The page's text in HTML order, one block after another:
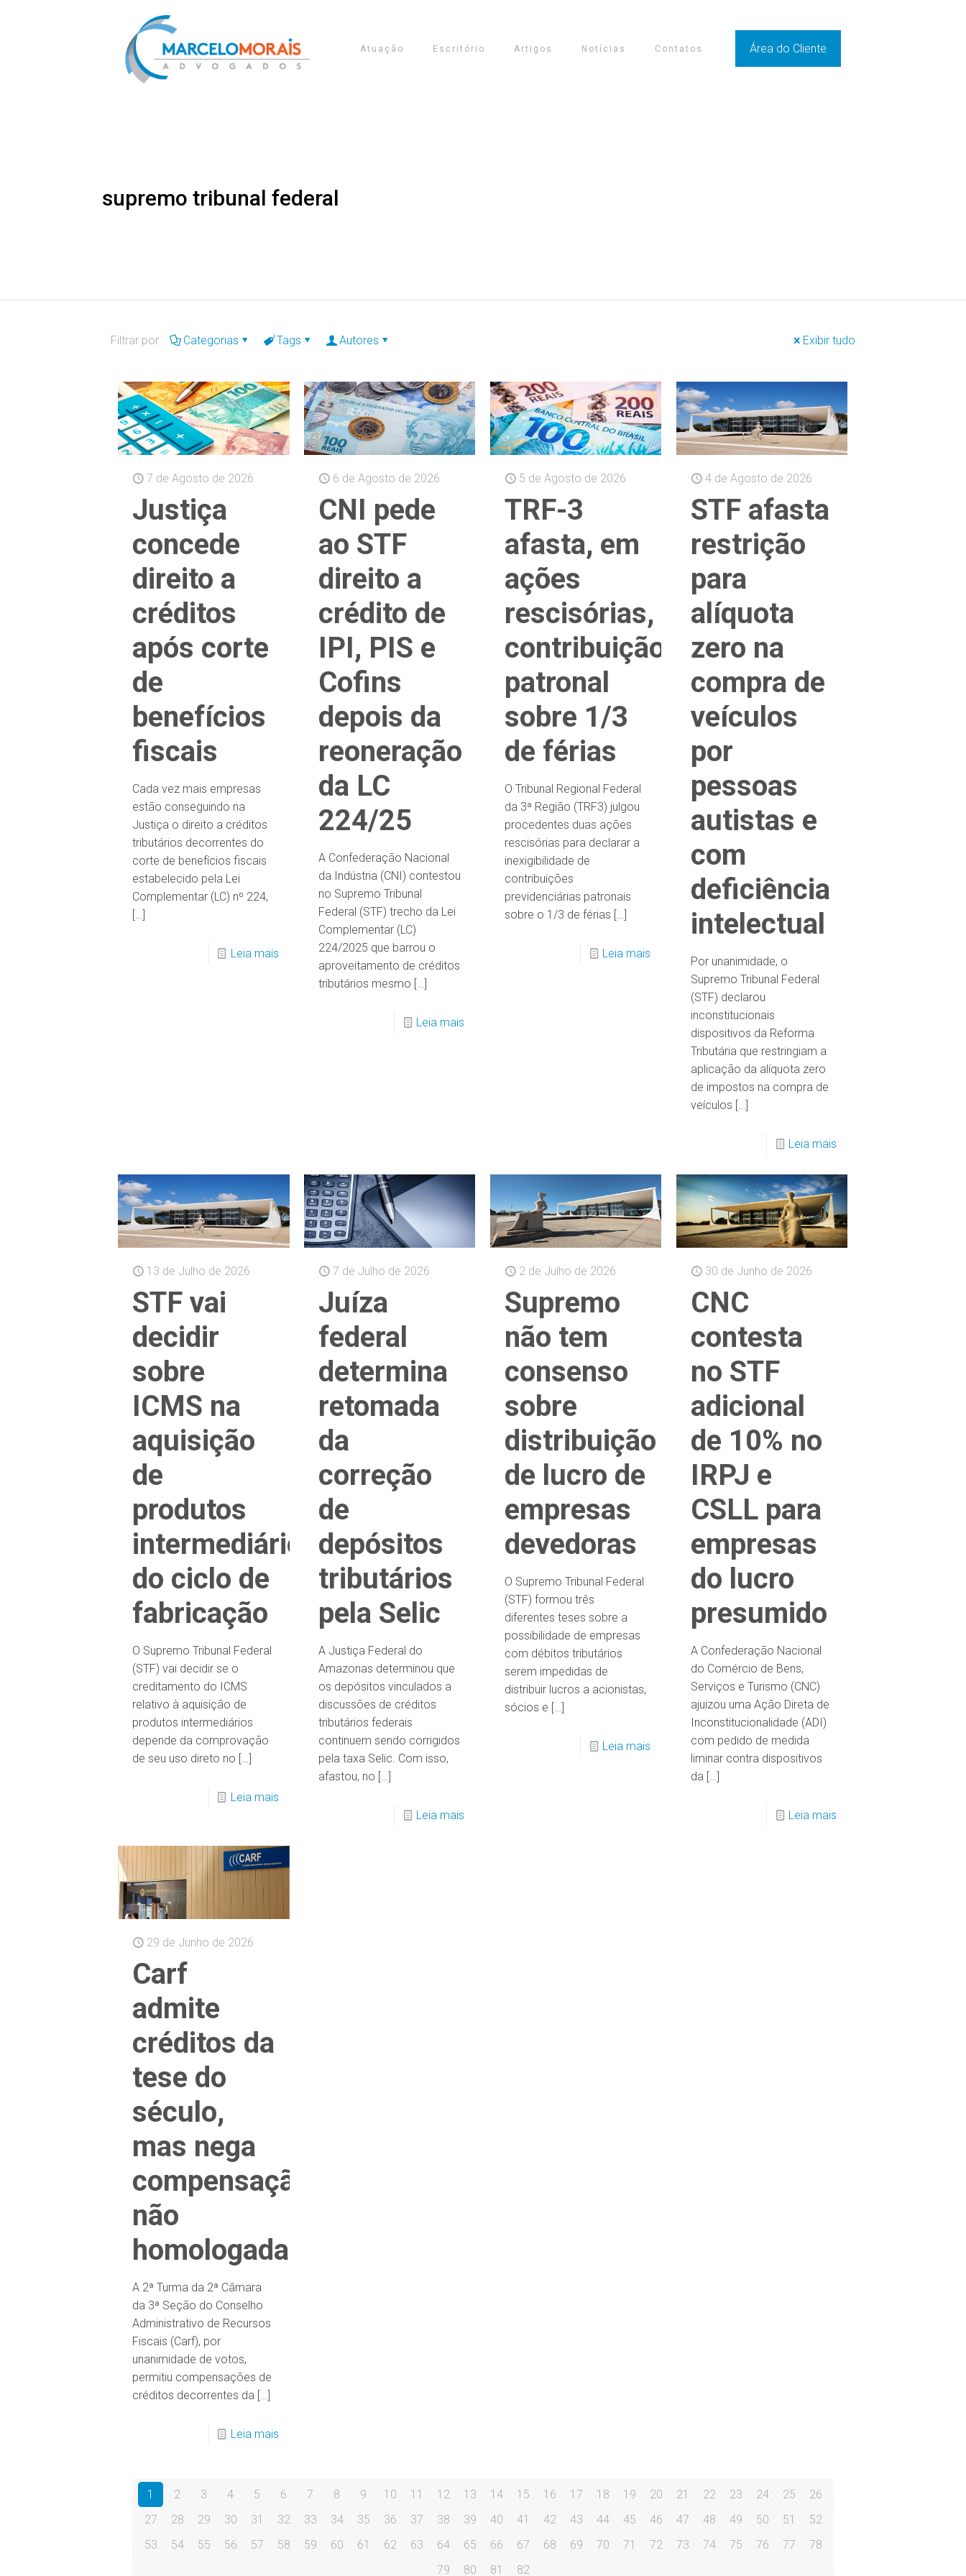
Atuação Escritório Artigos Notícias Contatos Área do Cliente
supremo tribunal federal
Filtrar por Categorias Tags Autores Exibir tudo
7 de Agosto de 2026
Justiça
concede
direito a
créditos
após corte
de
benefícios
fiscais
Cada vez mais empresas
estão conseguindo na
Justiça o direito a créditos
tributários decorrentes do
corte de benefícios fiscais
estabelecido pela Lei
Complementar (LC) nº 224,
[…]
Leia mais
6 de Agosto de 2026
CNI pede
ao STF
direito a
crédito de
IPI, PIS e
Cofins
depois da
reoneração
da LC
224/25
A Confederação Nacional
da Indústria (CNI) contestou
no Supremo Tribunal
Federal (STF) trecho da Lei
Complementar (LC)
224/2025 que barrou o
aproveitamento de créditos
tributários mesmo […]
Leia mais
5 de Agosto de 2026
TRF-3
afasta, em
ações
rescisórias,
contribuição
patronal
sobre 1/3
de férias
O Tribunal Regional Federal
da 3ª Região (TRF3) julgou
procedentes duas ações
rescisórias para declarar a
inexigibilidade de
contribuições
previdenciárias patronais
sobre o 1/3 de férias […]
Leia mais
4 de Agosto de 2026
STF afasta
restrição
para
alíquota
zero na
compra de
veículos
por
pessoas
autistas e
com
deficiência
intelectual
Por unanimidade, o
Supremo Tribunal Federal
(STF) declarou
inconstitucionais
dispositivos da Reforma
Tributária que restringiam a
aplicação da alíquota zero
de impostos na compra de
veículos […]
Leia mais
13 de Julho de 2026
STF vai
decidir
sobre
ICMS na
aquisição
de
produtos
intermediários
do ciclo de
fabricação
O Supremo Tribunal Federal
(STF) vai decidir se o
creditamento do ICMS
relativo à aquisição de
produtos intermediários
depende da comprovação
de seu uso direto no […]
Leia mais
7 de Julho de 2026
Juíza
federal
determina
retomada
da
correção
de
depósitos
tributários
pela Selic
A Justiça Federal do
Amazonas determinou que
os depósitos vinculados a
discussões de créditos
tributários federais
continuem sendo corrigidos
pela taxa Selic. Com isso,
afastou, no […]
Leia mais
2 de Julho de 2026
Supremo
não tem
consenso
sobre
distribuição
de lucro de
empresas
devedoras
O Supremo Tribunal Federal
(STF) formou três
diferentes teses sobre a
possibilidade de empresas
com débitos tributários
serem impedidas de
distribuir lucros a acionistas,
sócios e […]
Leia mais
30 de Junho de 2026
CNC
contesta
no STF
adicional
de 10% no
IRPJ e
CSLL para
empresas
do lucro
presumido
A Confederação Nacional
do Comércio de Bens,
Serviços e Turismo (CNC)
ajuizou uma Ação Direta de
Inconstitucionalidade (ADI)
com pedido de medida
liminar contra dispositivos
da […]
Leia mais
29 de Junho de 2026
Carf
admite
créditos da
tese do
século,
mas nega
compensação
não
homologada
A 2ª Turma da 2ª Câmara
da 3ª Seção do Conselho
Administrativo de Recursos
Fiscais (Carf), por
unanimidade de votos,
permitiu compensações de
créditos decorrentes da […]
Leia mais
1 2 3 4 5 6 7 8 9 10 11 12 13 14 15 16 17 18 19 20 21 22 23 24 25
26
27
28 29 30 31 32 33 34 35 36 37 38 39 40 41 42 43 44 45 46 47 48 49 50 51
52
53
54 55 56 57 58 59 60 61 62 63 64 65 66 67 68 69 70 71 72 73 74 75 76 77
78
79
80 81 82